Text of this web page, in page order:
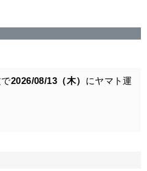
2026/08/13（木） にヤマト運